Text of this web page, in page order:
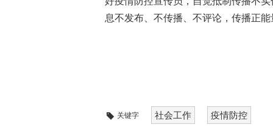
息不发布、不传播、不评论，传播正
关键字 社会工作 疫情防控